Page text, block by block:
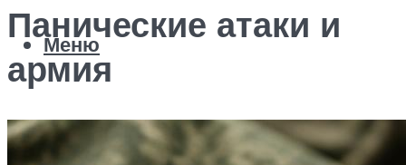
Меню
Панические атаки и
армия